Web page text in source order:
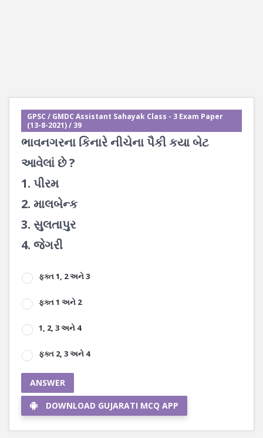
GPSC / GMDC Assistant Sahayak Class - 3 Exam Paper
(13-8-2021) / 39
ભાવનગરના કિનારે નીચેના પૈકી કયા બેટ
આવેલાં છે ?
1. પીરમ
2. માલબેન્ક
3. સુલતાપુર
4. જેગરી
ફક્ત 1, 2 અને 3
ફક્ત 1 અને 2
1, 2, 3 અને 4
ફક્ત 2, 3 અને 4
ANSWER
DOWNLOAD GUJARATI MCQ APP